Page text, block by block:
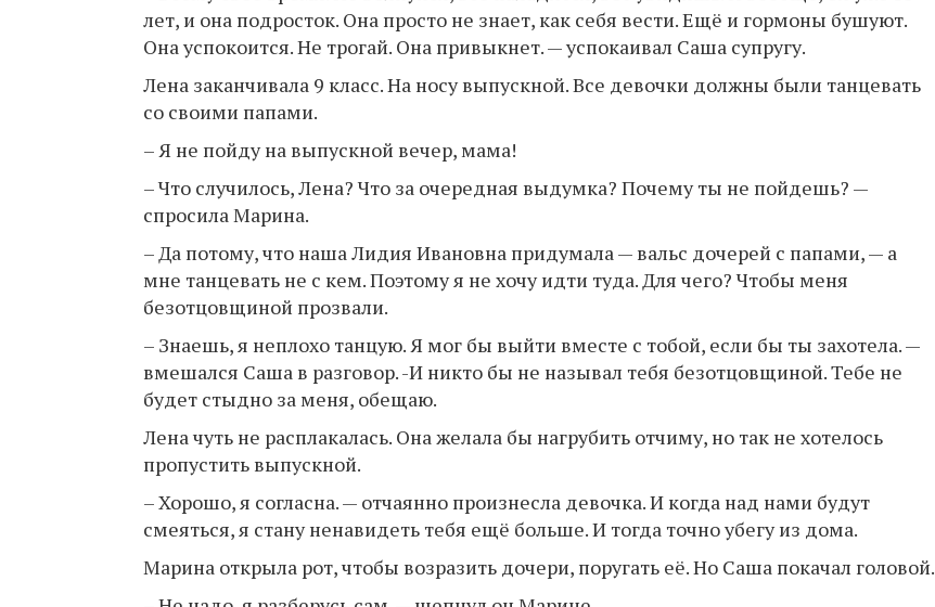
лет, и она подросток. Она просто не знает, как себя вести. Ещё и гормоны бушуют.
Она успокоится. Не трогай. Она привыкнет. — успокаивал Саша супругу.
Лена заканчивала 9 класс. На носу выпускной. Все девочки должны были танцевать
со своими папами.
– Я не пойду на выпускной вечер, мама!
– Что случилось, Лена? Что за очередная выдумка? Почему ты не пойдешь? —
спросила Марина.
– Да потому, что наша Лидия Ивановна придумала — вальс дочерей с папами, — а
мне танцевать не с кем. Поэтому я не хочу идти туда. Для чего? Чтобы меня
безотцовщиной прозвали.
– Знаешь, я неплохо танцую. Я мог бы выйти вместе с тобой, если бы ты захотела. —
вмешался Саша в разговор. -И никто бы не называл тебя безотцовщиной. Тебе не
будет стыдно за меня, обещаю.
Лена чуть не расплакалась. Она желала бы нагрубить отчиму, но так не хотелось
пропустить выпускной.
– Хорошо, я согласна. — отчаянно произнесла девочка. И когда над нами будут
смеяться, я стану ненавидеть тебя ещё больше. И тогда точно убегу из дома.
Марина открыла рот, чтобы возразить дочери, поругать её. Но Саша покачал головой.